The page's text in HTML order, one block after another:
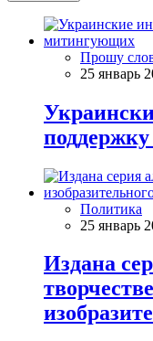
Прошу
25 январь
Политика
25 январь
Издана